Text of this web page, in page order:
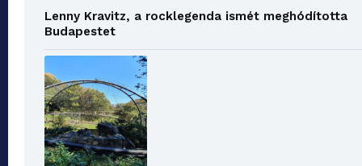
Lenny Kravitz, a rocklegenda ismét meghódította
Budapestet